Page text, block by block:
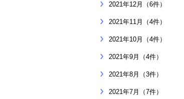
2021年12月（6件）
2021年11月（4件）
2021年10月（4件）
2021年9月（4件）
2021年8月（3件）
2021年7月（7件）